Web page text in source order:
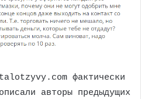
фактически
авторы предыдущих